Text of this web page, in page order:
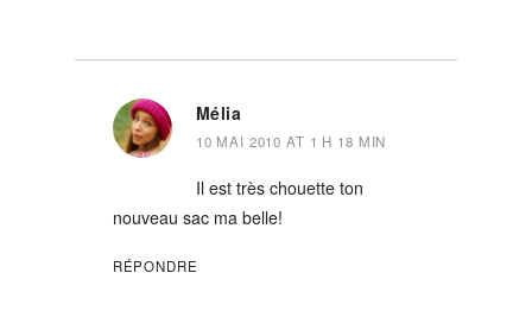
Mélia
10 MAI 2010 AT 1 H 18 MIN
Il est très chouette ton
nouveau sac ma belle!
RÉPONDRE